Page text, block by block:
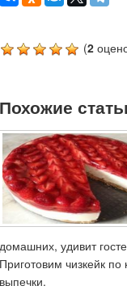
(2
Похожие
домашних, удивит
Приготовим чизкейк по
выпечки.